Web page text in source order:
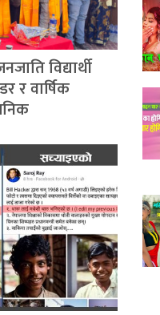
विद्यार्थी
र वार्षिक